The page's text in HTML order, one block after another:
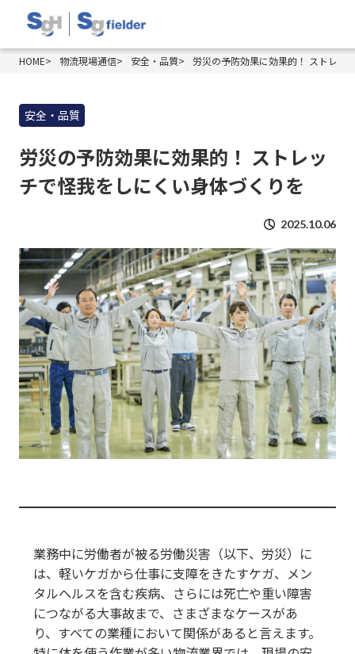
HOME 物流現場通信 安全・品質 労災の予防効果に効果的！ ストレッ
安全・品質
労災の予防効果に効果的！ ストレッ
チで怪我をしにくい身体づくりを
2025.10.06
業務中に労働者が被る労働災害（以下、労災）に
は、軽いケガから仕事に支障をきたすケガ、メン
タルヘルスを含む疾病、さらには死亡や重い障害
につながる大事故まで、さまざまなケースがあ
り、すべての業種において関係があると言えます。